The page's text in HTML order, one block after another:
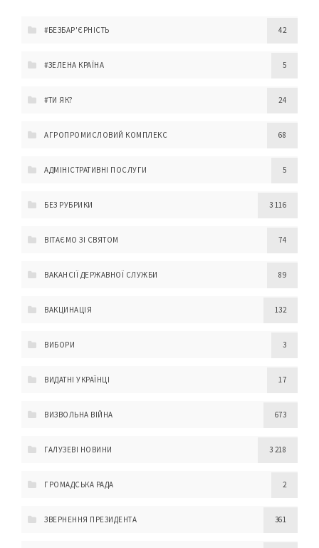
#БЕЗБАР'ЄРНІСТЬ 42
#ЗЕЛЕНА КРАЇНА 5
#ТИ ЯК? 24
АГРОПРОМИСЛОВИЙ КОМПЛЕКС 68
АДМІНІСТРАТИВНІ ПОСЛУГИ 5
БЕЗ РУБРИКИ 3 116
ВІТАЄМО ЗІ СВЯТОМ 74
ВАКАНСІЇ ДЕРЖАВНОЇ СЛУЖБИ 89
ВАКЦИНАЦІЯ 132
ВИБОРИ 3
ВИДАТНІ УКРАЇНЦІ 17
ВИЗВОЛЬНА ВІЙНА 673
ГАЛУЗЕВІ НОВИНИ 3 218
ГРОМАДСЬКА РАДА 2
ЗВЕРНЕННЯ ПРЕЗИДЕНТА 361